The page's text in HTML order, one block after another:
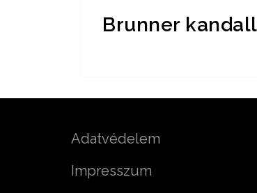
Brunner
Adatvédelem
Impresszum